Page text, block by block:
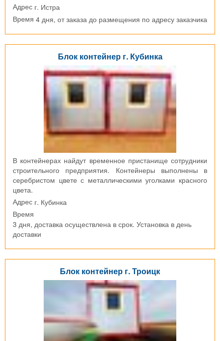
Адрес г. Истра
Время 4 дня, от заказа до размещения по адресу заказчика
Блок контейнер г. Кубинка
В контейнерах найдут временное пристанище сотрудники
строительного предприятия. Контейнеры выполнены в
серебристом цвете с металлическими уголками красного
цвета.
Адрес г. Кубинка
Время
3 дня, доставка осуществлена в срок. Установка в день
доставки
Блок контейнер г. Троицк